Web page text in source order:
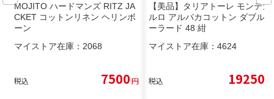
MOJITO ハードマンズ RITZ JA
CKET コットンリネン ヘリンボ
ーン
マイストア在庫： 2068
税込 7500円
【美品】タリアトーレ モンテカ
ルロ アルパカコットン ダブルテ
ーラード 48 紺
マイストア在庫： 4624
税込 19250